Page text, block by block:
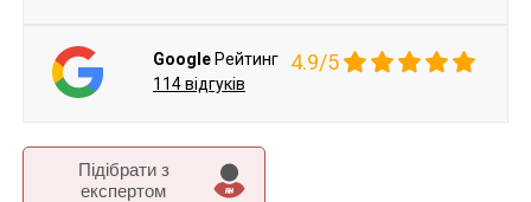
Підібрати з
експертом
Google Рейтинг 4.9/5
114 відгуків